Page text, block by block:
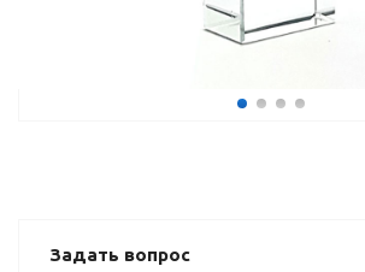
Задать вопрос